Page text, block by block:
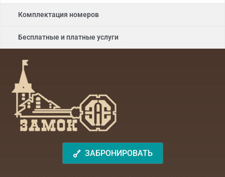
Комплектация номеров
Бесплатные и платные услуги
ЗАБРОНИРОВАТЬ